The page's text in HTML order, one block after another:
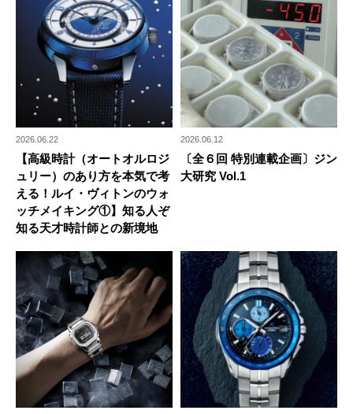
2026.06.22
【高級時計（オートオルロジ
ュリー）のあり方を本気で考
える！ルイ・ヴィトンのウォ
ッチメイキング①】知る人ぞ
知る天才時計師との新境地
2026.06.12
〔全６回 特別連載企画〕ジン
大研究 Vol.1